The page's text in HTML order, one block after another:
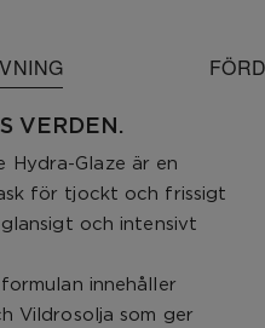
VERDEN.
Hydra-Glaze är en
för tjockt och frissigt
och intensivt
innehåller
Vildrosolja som ger